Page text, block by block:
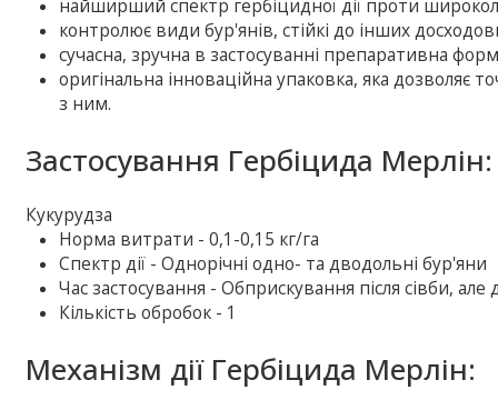
найширший спектр гербіцидної дії проти
контролює види бур'янів, стійкі до інших
сучасна, зручна в застосуванні препаративна
оригінальна інноваційна упаковка, яка дозволяє
з ним.
Застосування Гербіцида Мерлін:
Кукурудза
Норма витрати - 0,1-0,15 кг/га
Спектр дії - Однорічні одно- та дводольні бур'яни
Час застосування - Обприскування після сівби, але
Кількість обробок - 1
Механізм дії Гербіцида Мерлін: